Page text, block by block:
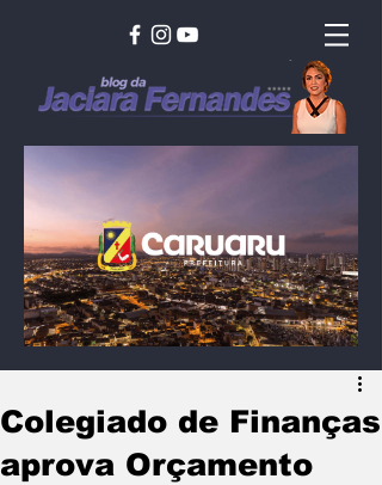
Colegiado de Finanças
aprova Orçamento